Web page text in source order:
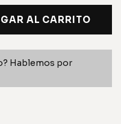
Hablemos por